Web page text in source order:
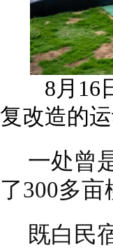
8月16日
复改造的
一处曾
了300多
既白民